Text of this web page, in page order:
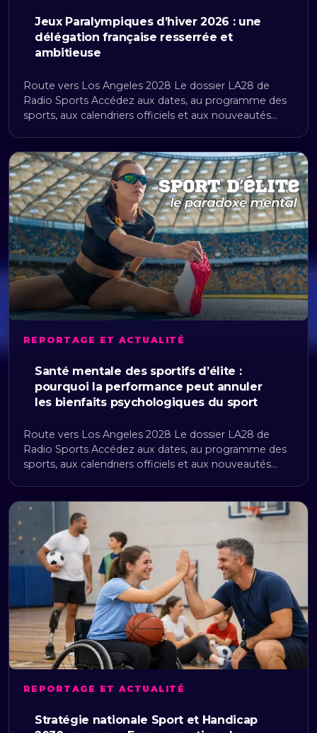
Jeux Paralympiques d’hiver 2026 : une
délégation française resserrée et
ambitieuse
Route vers Los Angeles 2028 Le dossier LA28 de
Radio Sports Accédez aux dates, au programme des
sports, aux calendriers officiels et aux nouveautés…
REPORTAGE ET ACTUALITÉ
Santé mentale des sportifs d’élite :
pourquoi la performance peut annuler
les bienfaits psychologiques du sport
Route vers Los Angeles 2028 Le dossier LA28 de
Radio Sports Accédez aux dates, au programme des
sports, aux calendriers officiels et aux nouveautés…
REPORTAGE ET ACTUALITÉ
Stratégie nationale Sport et Handicap